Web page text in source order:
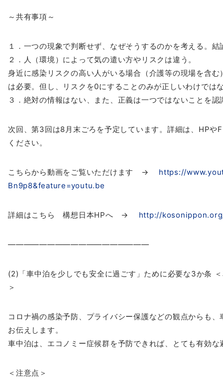
～共有事項～
１．一つの現象で判断せず、なぜそうするのかを考える。結
２．人（環境）によって気の遣い方やリスクは違う。
身近に感染リスクの高い人がいる場合（介護等の現場を含む
は必要。但し、リスクを0にすることのみが正しいわけでは
３．絶対の情報はない、また、正義は一つではないことを認
次回、第3回は8月末ごろを予定しています。詳細は、HPや
ください。
こちらから動画をご覧いただけます →
https://
Bn9p8&feature=youtu.be
詳細はこちら構想 日本HPへ → http://
——————————————————
(2)「車中泊を少しでも安全に過ごす」ために必要な3か条
＞
コロナ禍の感染予防、プライバシー保護などの観点からも、
お伝えします。
車中泊は、エコノミー症候群を予防できれば、とても有効な
＜注意点＞